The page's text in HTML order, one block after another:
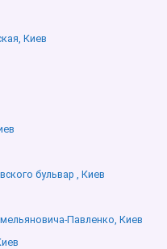
Киев
бульвар , Киев
Павленко, Киев